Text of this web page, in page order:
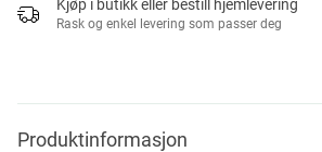
Kjøp i butikk eller bestill hjemlevering
Rask og enkel levering som passer deg
Produktinformasjon